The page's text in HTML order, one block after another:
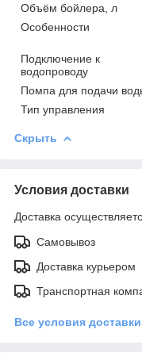
Объём бойлера, л
Особенности
Подключение к
водопроводу
Помпа для подачи
Тип управления
Скрыть
Условия доставки
Доставка
Самовывоз
Доставка курьером
Транспортная
Все условия доставки